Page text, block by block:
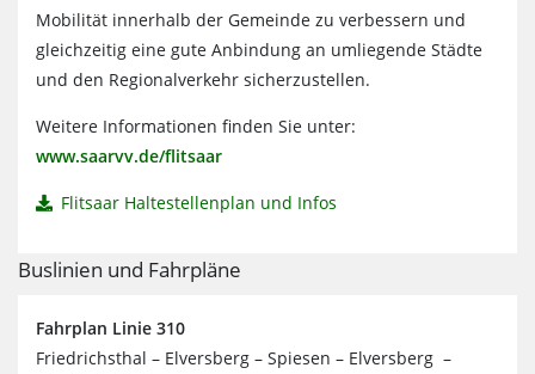
Mobilität innerhalb der Gemeinde zu verbessern und
gleichzeitig eine gute Anbindung an umliegende Städte
und den Regionalverkehr sicherzustellen.
Weitere Informationen finden Sie unter:
www.saarvv.de/flitsaar
Flitsaar Haltestellenplan und Infos
Buslinien und Fahrpläne
Fahrplan Linie 310
Friedrichsthal – Elversberg – Spiesen – Elversberg –